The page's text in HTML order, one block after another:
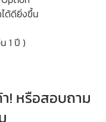
ด้ดียิ่งขึ้น
1 ปี )
! หรือสอบถาม